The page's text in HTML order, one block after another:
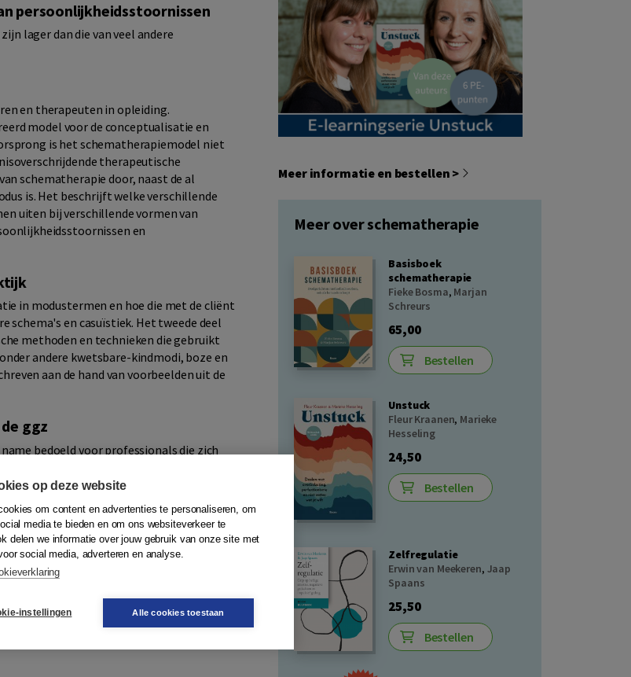
persoonlijkheidsstoornissen
lager dan die van veel andere
en therapeuten in opleiding.
model voor de conceptualisatie en
is het schematherapiemodel niet
therapeutische
schematherapie door, naast de al
is. Het beschrijft welke verschillende
uiten bij verschillende vormen van
en
in modustermen en hoe die met de cliënt
en casuïstiek. Het tweede deel
methoden en technieken die gebruikt
andere kwetsbare-kindmodi, boze en
aan de hand van voorbeelden uit de
ggz
bedoeld voor professionals die zich
is ook geschikt voor behandelaren
verdiepen.
Meer informatie en bestellen >
Meer over schematherapie
Basisboek
schematherapie
Fieke Bosma, Marjan
Schreurs
65,00
Bestellen
Unstuck
Fleur Kraanen, Marieke
Hesseling
24,50
Bestellen
Zelfregulatie
Erwin van Meekeren, Jaap
Spaans
25,50
Bestellen
op deze website
om content en advertenties te personaliseren, om
media te bieden en om ons websiteverkeer te
delen we informatie over jouw gebruik van onze site met
social media, adverteren en analyse.
instellingen Alle cookies toestaan